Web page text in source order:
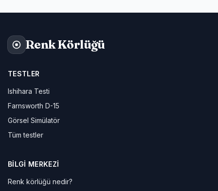
Renk Körlüğü
TESTLER
Ishihara Testi
Farnsworth D-15
Görsel Simülatör
Tüm testler
BILGI MERKEZI
Renk körlüğü nedir?